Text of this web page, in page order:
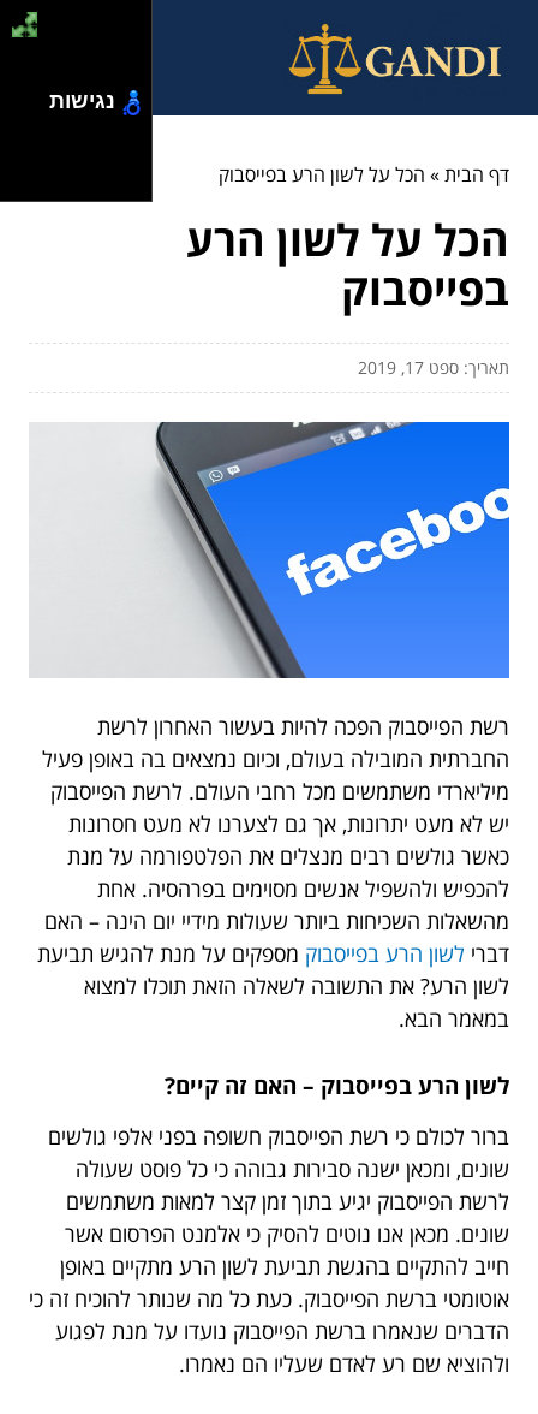
דף הבית» הכל על לשון הרע בפייסבוק
הכל על לשון הרע
בפייסבוק
תאריך: ספט 17, 2019
רשת הפייסבוק הפכה להיות בעשור האחרון לרשת
החברתית המובילה בעולם, וכיום נמצאים בה באופן פעיל
מיליארדי משתמשים מכל רחבי העולם. לרשת הפייסבוק
יש לא מעט יתרונות, אך גם לצערנו לא מעט חסרונות
כאשר גולשים רבים מנצלים את הפלטפורמה על מנת
להכפיש ולהשפיל אנשים מסוימים בפרהסיה. אחת
מהשאלות השכיחות ביותר שעולות מידיי יום הינה – האם
דברי לשון הרע בפייסבוק מספקים על מנת להגיש תביעת
לשון הרע? את התשובה לשאלה הזאת תוכלו למצוא
במאמר הבא.
לשון הרע בפייסבוק – האם זה קיים?
ברור לכולם כי רשת הפייסבוק חשופה בפני אלפי גולשים
שונים, ומכאן ישנה סבירות גבוהה כי כל פוסט שעולה
לרשת הפייסבוק יגיע בתוך זמן קצר למאות משתמשים
שונים. מכאן אנו נוטים להסיק כי אלמנט הפרסום אשר
חייב להתקיים בהגשת תביעת לשון הרע מתקיים באופן
אוטומטי ברשת הפייסבוק. כעת כל מה שנותר להוכיח זה כי
הדברים שנאמרו ברשת הפייסבוק נועדו על מנת לפגוע
ולהוציא שם רע לאדם שעליו הם נאמרו.
נגישות